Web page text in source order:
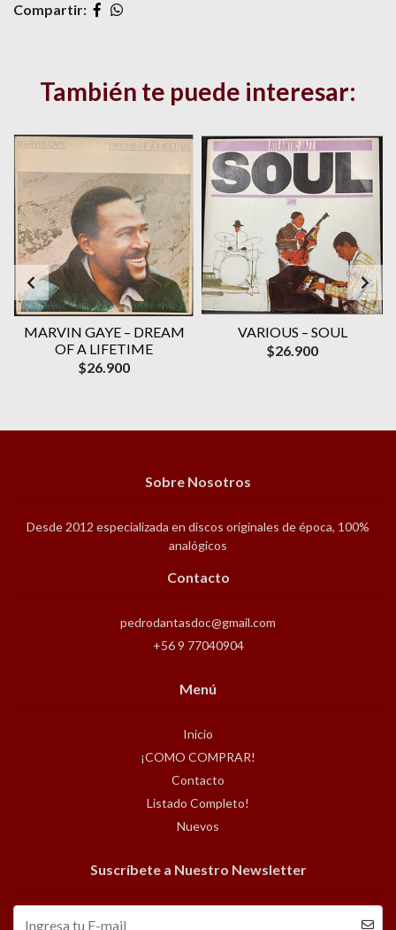
Compartir:
También te puede interesar:
MARVIN GAYE – DREAM
OF A LIFETIME
$26.900
VARIOUS – SOUL
$26.900
Sobre Nosotros
Desde 2012 especializada en discos originales de época, 100%
analógicos
Contacto
pedrodantasdoc@gmail.com
+56 9 77040904
Menú
Inicio
¡COMO COMPRAR!
Contacto
Listado Completo!
Nuevos
Suscríbete a Nuestro Newsletter